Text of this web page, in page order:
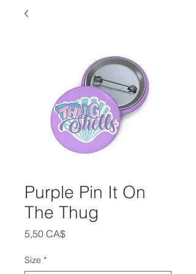
Purple Pin It On
The Thug
5,50 CA$Цена
Size *